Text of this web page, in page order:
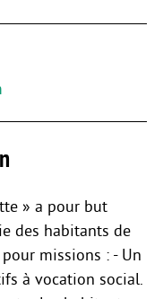
» a pour but
des habitants de
missions : - Un
à vocation social.